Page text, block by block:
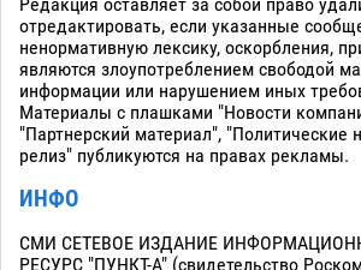
Редакция оставляет за собой право
отредактировать, если указанные
ненормативную лексику, оскорбления,
являются злоупотреблением свободой
информации или нарушением иных
Материалы с плашками "Новости
"Партнерский материал", "Политические
релиз" публикуются на правах рекламы.
ИНФО
СМИ СЕТЕВОЕ ИЗДАНИЕ
РЕСУРС "ПУНКТ-А" (свидетельство